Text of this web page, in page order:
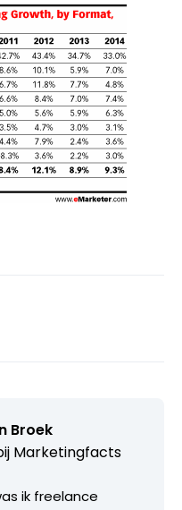
Broek
Marketingfacts
ik freelance